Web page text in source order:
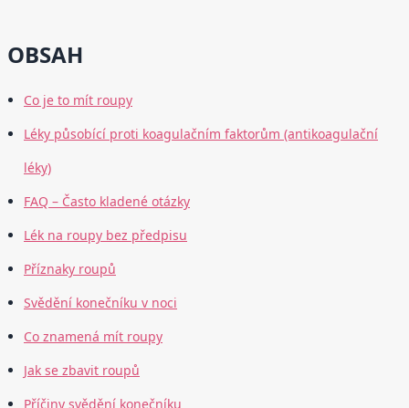
OBSAH
Co je to mít roupy
Léky působící proti koagulačním faktorům (antikoagulační
léky)
FAQ – Často kladené otázky
Lék na roupy bez předpisu
Příznaky roupů
Svědění konečníku v noci
Co znamená mít roupy
Jak se zbavit roupů
Příčiny svědění konečníku